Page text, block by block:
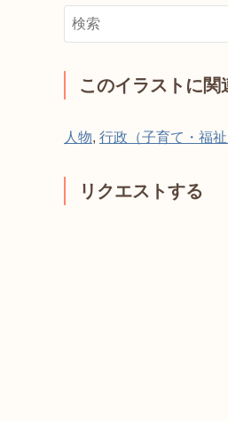
このイラストに
人物, 行政（子育て・福祉
リクエストする